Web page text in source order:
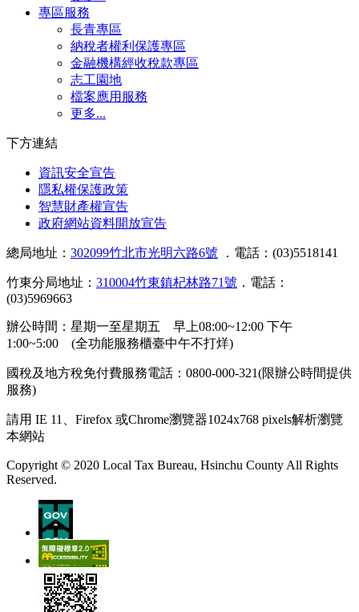
專區服務
長青專區
納稅者權利保護專區
金融機構經收稅款專區
志工園地
檔案應用服務
更多...
下方連結
資訊安全宣告
隱私權保護政策
智慧財產權宣告
政府網站資料開放宣告
總局地址： 302099竹北市光明六路6號 ．電話：(03)5518141
竹東分局地址： 310004竹東鎮杞林路71號 ．電話：
(03)5969663
辦公時間：星期一至星期五 早上08:00~12:00 下午
1:00~5:00 (全功能服務櫃臺中午不打烊)
國稅及地方稅免付費服務電話：0800-000-321(限辦公時間提供
服務)
請用 IE 11、Firefox 或Chrome瀏覽器1024x768 pixels解析瀏覽
本網站
Copyright © 2020 Local Tax Bureau, Hsinchu County All Rights
Reserved.